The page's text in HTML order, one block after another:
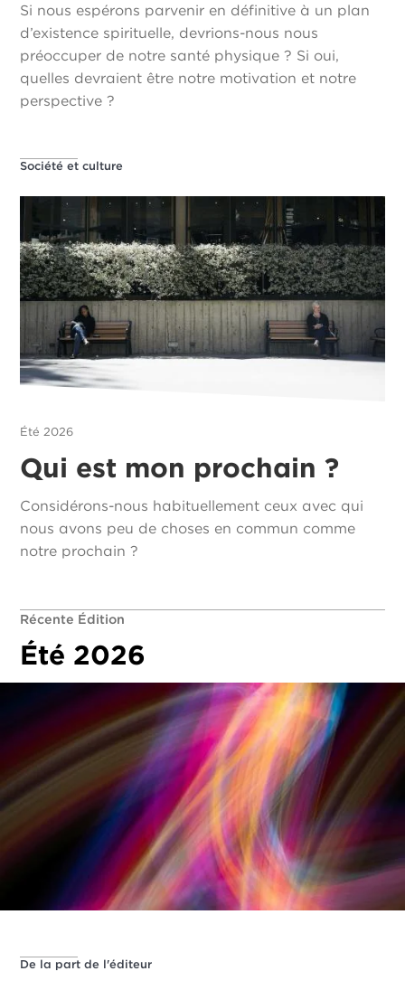
Si nous espérons parvenir en définitive à un plan
d’existence spirituelle, devrions-nous nous
préoccuper de notre santé physique ? Si oui,
quelles devraient être notre motivation et notre
perspective ?
Société et culture
Été 2026
Qui est mon prochain ?
Considérons-nous habituellement ceux avec qui
nous avons peu de choses en commun comme
notre prochain ?
Récente Édition
Été 2026
De la part de l'éditeur